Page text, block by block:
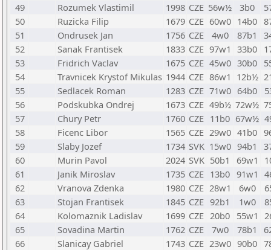
49
Rozumek Vlastimil 1998 CZE 56w½ 3b0
50
Ruzicka Filip 1679 CZE 60w0 14b0
51
Ondrusek Jan 1756 CZE 4w0 87b1
52
Sanak Frantisek 1833 CZE 97w1 33b0
53
Fridrich Vaclav 1675 CZE 45w0 30b0
54
Travnicek Krystof Mikulas 1944 CZE 86w1 12b½
55
Sedlacek Roman 1283 CZE 71w0 64b0
56
Podskubka Ondrej 1673 CZE 49b½ 72w½
57
Chury Petr 1760 CZE 11b0 67w½
58
Ficenc Libor 1565 CZE 29w0 41b0
59
Slaby Jozef 1734 SVK 15w0 94b1
60
Murin Pavol 2024 SVK 50b1 69w1
61
Janik Miroslav 1735 CZE 13b0 91w1
62
Vranova Zdenka 1980 CZE 28w1 6w0
63
Stojan Frantisek 1845 CZE 92b1 1w0
64
Kolomaznik Ladislav 1699 CZE 20b0 55w1
65
Sovadina Martin 1762 CZE 7w0 78b1
66
Slanicay Gabriel 1743 CZE 23w0 90b0